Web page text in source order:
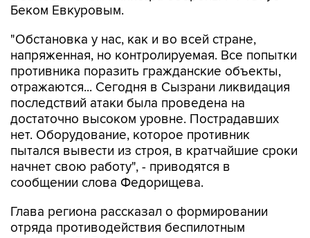
Беком Евкуровым.
"Обстановка у нас, как и во всей стране,
напряженная, но контролируемая. Все попытки
противника поразить гражданские объекты,
отражаются... Сегодня в Сызрани ликвидация
последствий атаки была проведена на
достаточно высоком уровне. Пострадавших
нет. Оборудование, которое противник
пытался вывести из строя, в кратчайшие сроки
начнет свою работу", - приводятся в
сообщении слова Федорищева.
Глава региона рассказал о формировании
отряда противодействия беспилотным